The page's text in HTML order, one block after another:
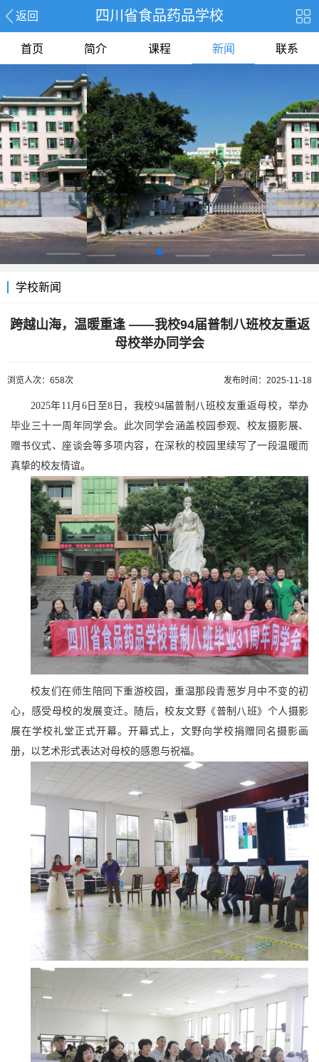
返回 四川省食品药品学校
首页 简介 课程 新闻 联系
学校新闻
跨越山海，温暖重逢 ——我校94届普制八班校友重返
母校举办同学会
浏览人次：658次 发布时间：2025-11-18
2025年11月6日至8日，我校94届普制八班校友重返母校，举办
毕业三十一周年同学会。此次同学会涵盖校园参观、校友摄影展、
赠书仪式、座谈会等多项内容，在深秋的校园里续写了一段温暖而
真挚的校友情谊。
校友们在师生陪同下重游校园，重温那段青葱岁月中不变的初
心，感受母校的发展变迁。随后，校友文野《普制八班》个人摄影
展在学校礼堂正式开幕。开幕式上，文野向学校捐赠同名摄影画
册，以艺术形式表达对母校的感恩与祝福。